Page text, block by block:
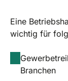
Eine
wichtig für
Branchen